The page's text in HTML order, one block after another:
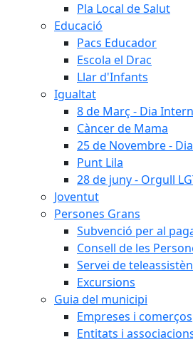
Pla Local de Salut
Educació
Pacs Educador
Escola el Drac
Llar d'Infants
Igualtat
8 de Març - Dia
Càncer de Mama
25 de Novembre -
Punt Lila
28 de juny - Orgull
Joventut
Persones Grans
Subvenció per al
Consell de les
Servei de
Excursions
Guia del municipi
Empreses i comerços
Entitats i